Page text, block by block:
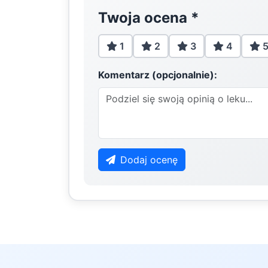
Twoja ocena *
1 2 3 4 5
Komentarz (opcjonalnie):
Dodaj ocenę